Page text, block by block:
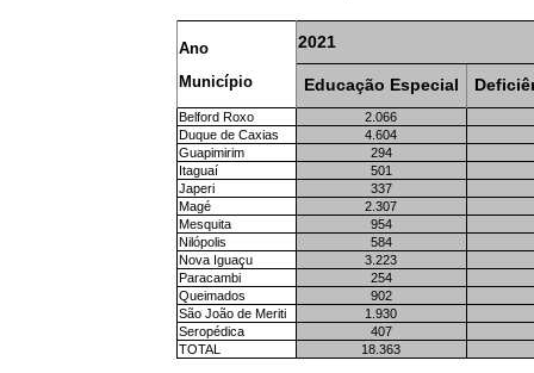
Ano
Município
2021
Educação Especial
Belford Roxo
2.066
Duque de Caxias
4.604
Guapimirim
294
Itaguaí
501
Japeri
337
Magé
2.307
Mesquita
954
Nilópolis
584
Nova Iguaçu
3.223
Paracambi
254
Queimados
902
São João de Meriti
1.930
Seropédica
407
TOTAL
18.363